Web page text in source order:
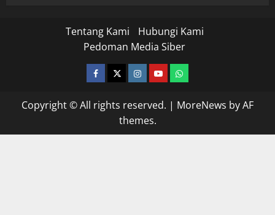
Tentang Kami
Hubungi Kami
Pedoman Media Siber
facebooktwitterinstagram.com
youtubewhatsapp
Copyright © All rights reserved. | MoreNews by AF
themes.